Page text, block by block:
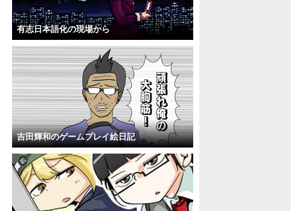
有志日本語化の現場から
吉田輝和のゲームプレイ絵日記